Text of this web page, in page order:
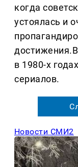
когда
устоялась и
в 1980-х
сериалов.
Новости СМИ2